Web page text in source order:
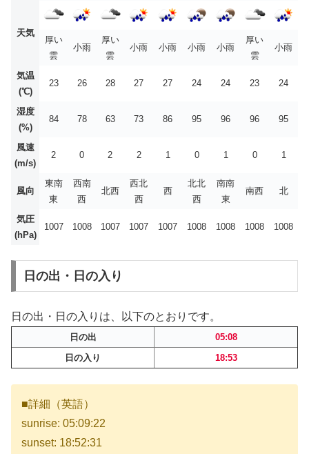
天気
厚い
雲
小雨
厚い
雲
小雨 小雨 小雨 小雨
厚い
雲
小雨
気温
(℃)
23 26 28 27 27 24 24 23 24
湿度
(%)
84 78 63 73 86 95 96 96 95
風速
(m/s)
2 0 2 2 1 0 1 0 1
風向
東南
東
西南
西
北西
西北
西
西
北北
西
南南
東
南西 北
気圧
(hPa)
1007 1008 1007 1007 1007 1008 1008 1008 1008
日の出・日の入り
日の出・日の入りは、以下のとおりです。
日の出
05:08
日の入り
18:53
■詳細（英語）
sunrise: 05:09:22
sunset: 18:52:31